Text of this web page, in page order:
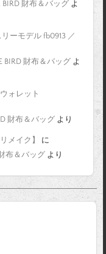
BIRD 財布＆バッグ よ
ーモデル fb0913 ／
BIRD 財布＆バッグ よ
ウォレット
財布＆バッグ より
メイク】
に
布＆バッグ より